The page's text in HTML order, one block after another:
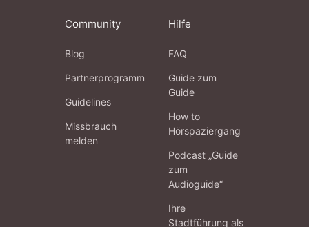
Community
Blog
Partnerprogramm
Guidelines
Missbrauch
melden
Hilfe
FAQ
Guide zum
Guide
How to
Hörspaziergang
Podcast „Guide
zum
Audioguide“
Ihre
Stadtführung als